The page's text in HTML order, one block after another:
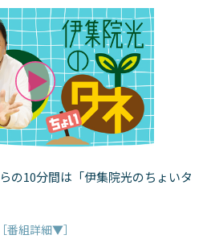
の10分間は「伊集院光のちょいタ
［番組詳細▼］